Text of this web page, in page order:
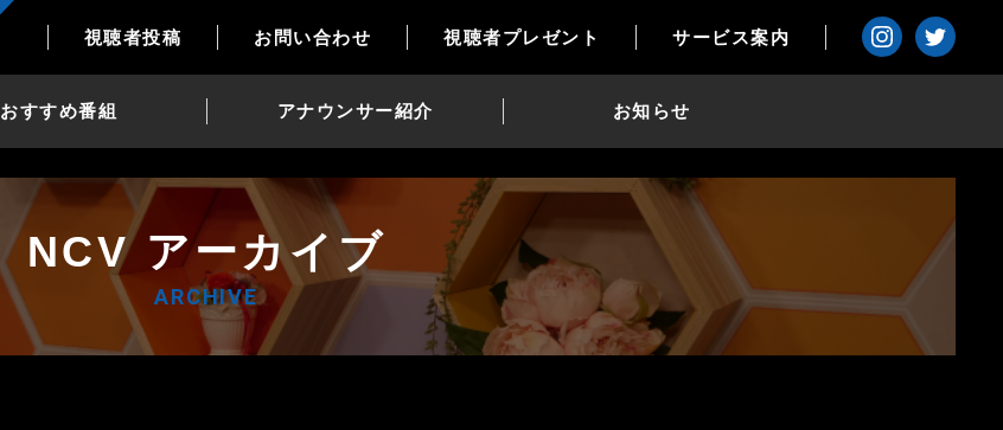
視聴者投稿 お問い合わせ 視聴者プレゼント サービス案内
おすすめ番組 アナウンサー紹介 お知らせ
NCV アーカイブ
ARCHIVE